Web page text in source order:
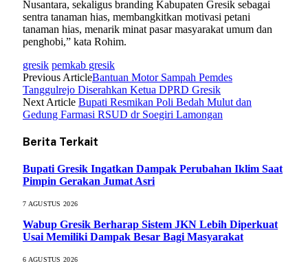
Nusantara, sekaligus branding Kabupaten Gresik sebagai
sentra tanaman hias, membangkitkan motivasi petani
tanaman hias, menarik minat pasar masyarakat umum dan
penghobi,” kata Rohim.
gresik pemkab gresik
Previous ArticleBantuan Motor Sampah Pemdes
Tanggulrejo Diserahkan Ketua DPRD Gresik
Next Article Bupati Resmikan Poli Bedah Mulut dan
Gedung Farmasi RSUD dr Soegiri Lamongan
Berita Terkait
Bupati Gresik Ingatkan Dampak Perubahan Iklim Saat
Pimpin Gerakan Jumat Asri
7 AGUSTUS 2026
Wabup Gresik Berharap Sistem JKN Lebih Diperkuat
Usai Memiliki Dampak Besar Bagi Masyarakat
6 AGUSTUS 2026